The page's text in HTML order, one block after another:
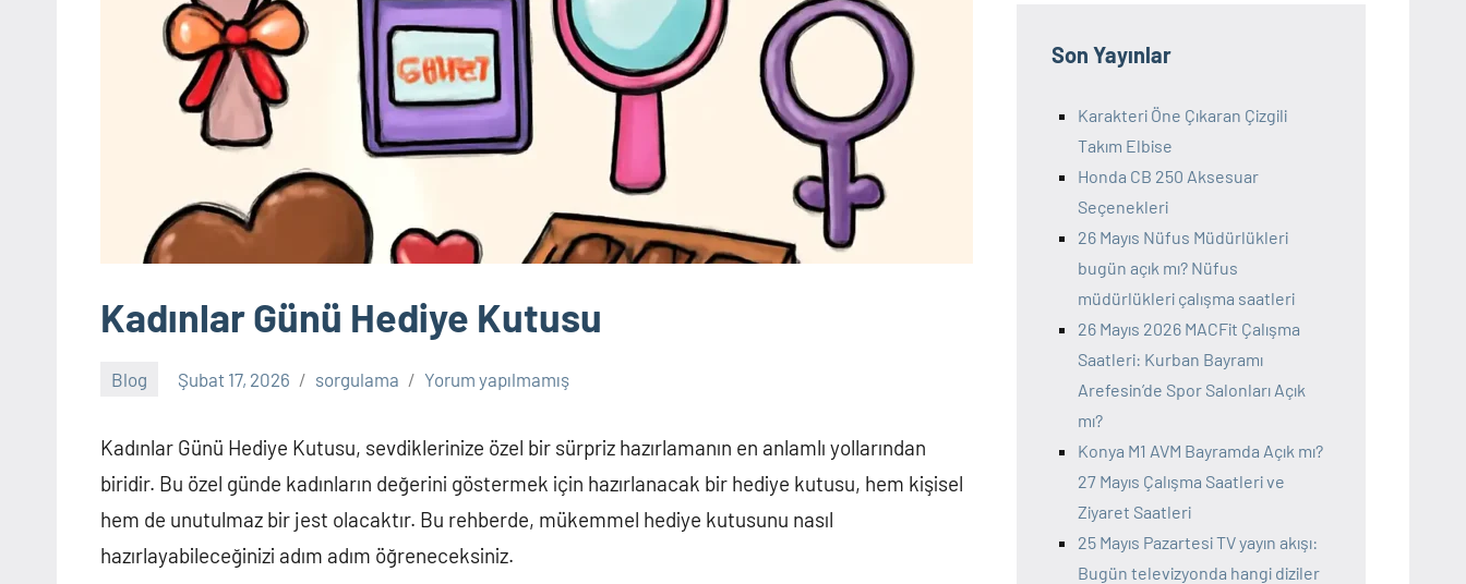
hasar
sorgulama,
hesaplama,
trafik
cezası,
numara
sorgulama,
cezası
sorgulama,
bilet
sorgulama
gibi
birçok
Kadınlar Günü Hediye Kutusu
Blog Şubat 17, 2026 sorgulama Yorum yapılmamış
Kadınlar Günü Hediye Kutusu, sevdiklerinize özel bir sürpriz hazırlamanın en anlamlı yollarından
biridir. Bu özel günde kadınların değerini göstermek için hazırlanacak bir hediye kutusu, hem kişisel
hem de unutulmaz bir jest olacaktır. Bu rehberde, mükemmel hediye kutusunu nasıl
hazırlayabileceğinizi adım adım öğreneceksiniz.
Son Yayınlar
Karakteri Öne Çıkaran Çizgili
Takım Elbise
Honda CB 250 Aksesuar
Seçenekleri
26 Mayıs Nüfus Müdürlükleri
bugün açık mı? Nüfus
müdürlükleri çalışma saatleri
26 Mayıs 2026 MACFit Çalışma
Saatleri: Kurban Bayramı
Arefesin’de Spor Salonları Açık
mı?
Konya M1 AVM Bayramda Açık mı?
27 Mayıs Çalışma Saatleri ve
Ziyaret Saatleri
25 Mayıs Pazartesi TV yayın akışı:
Bugün televizyonda hangi diziler